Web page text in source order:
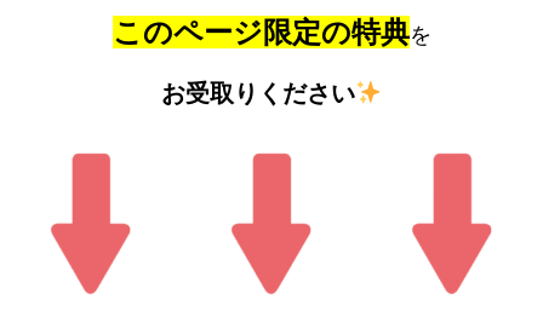
このページ限定の特典を
お受取りください